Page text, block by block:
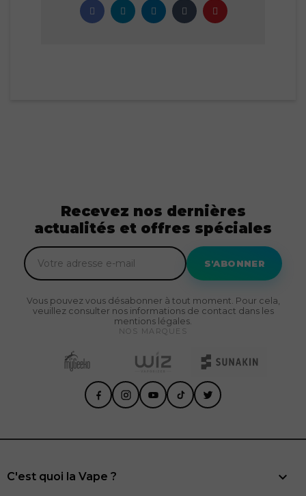
NOS MARQUES
Recevez nos dernières
actualités et offres spéciales
S'ABONNER
Vous pouvez vous désabonner à tout moment. Pour cela,
veuillez consulter nos informations de contact dans les
mentions légales.
C'est quoi la Vape ? 